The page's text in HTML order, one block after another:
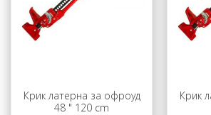
Крик латерна за офроуд
48 " 120 cm
Крик